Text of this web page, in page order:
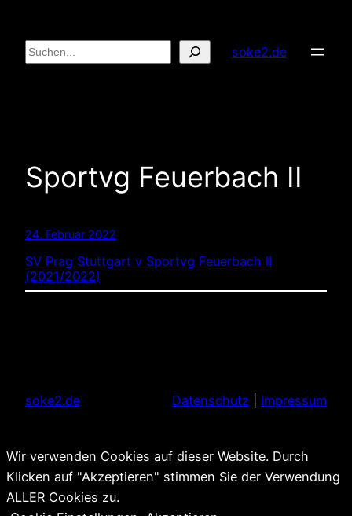
Inhalt
springen
Suchen soke2.de
Sportvg Feuerbach II
24. Februar 2022
SV Prag Stuttgart v Sportvg Feuerbach II
(2021/2022)
soke2.de Datenschutz Impressum
Wir verwenden Cookies auf dieser Website. Durch
Klicken auf "Akzeptieren" stimmen Sie der Verwendung
ALLER Cookies zu.